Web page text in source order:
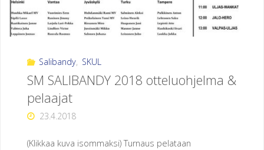
ER
RY
Salibandy, SKUL
SM SALIBANDY 2018 otteluohjelma &
pelaajat
23.4.2018
(Klikkaa kuva isommaksi) Turnaus pelataan